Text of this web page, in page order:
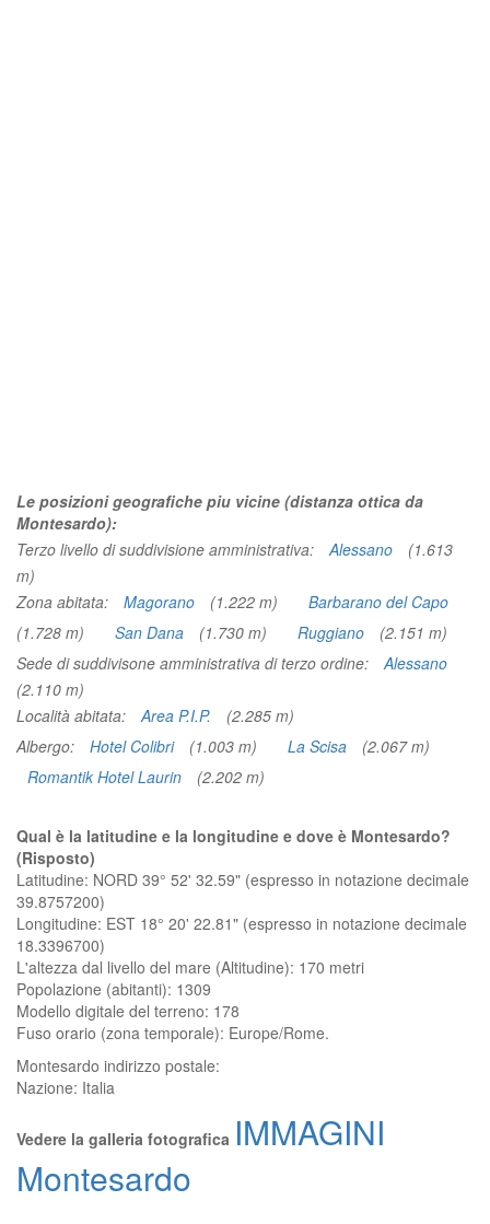
Le posizioni geografiche piu vicine (distanza ottica da
Montesardo):
Terzo livello di suddivisione amministrativa:
Alessano
(1.613
m)
Zona abitata:
Magorano (1.222 m)
Barbarano del Capo
(1.728 m)
San Dana (1.730 m) Ruggiano
(2.151 m)
Sede di suddivisone amministrativa di terzo ordine:
Alessano
(2.110 m)
Località abitata:
Area P.I.P.
(2.285 m)
Albergo:
Hotel Colibri (1.003 m) La Scisa
(2.067 m)
Romantik Hotel Laurin
(2.202 m)
Qual è la latitudine e la longitudine e dove è Montesardo?
(Risposto)
Latitudine: NORD 39° 52' 32.59" (espresso in notazione decimale
39.8757200)
Longitudine: EST 18° 20' 22.81" (espresso in notazione decimale
18.3396700)
L'altezza dal livello del mare (Altitudine): 170 metri
Popolazione (abitanti): 1309
Modello digitale del terreno: 178
Fuso orario (zona temporale): Europe/Rome.
Montesardo indirizzo postale:
Nazione: Italia
Vedere la galleria fotografica IMMAGINI
Montesardo